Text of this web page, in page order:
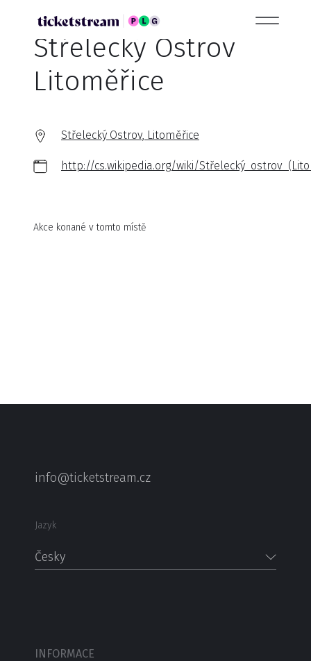
Střelecký Ostrov
Litoměřice
Střelecký Ostrov, Litoměřice
http://cs.wikipedia.org/wiki/
Akce konané v tomto místě
info@ticketstream.cz
Jazyk
Česky
INFORMACE